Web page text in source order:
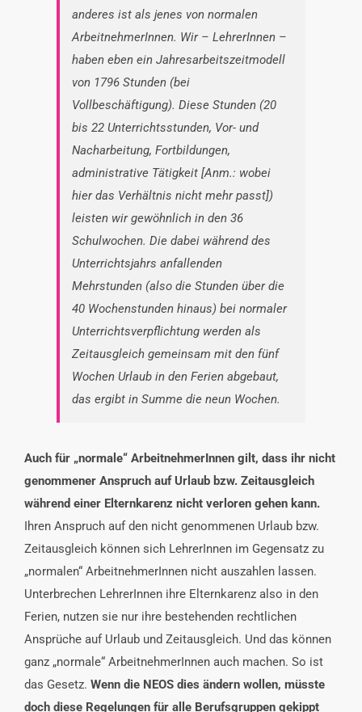
anderes ist als jenes von normalen
ArbeitnehmerInnen. Wir – LehrerInnen –
haben eben ein Jahresarbeitszeitmodell
von 1796 Stunden (bei
Vollbeschäftigung). Diese Stunden (20
bis 22 Unterrichtsstunden, Vor- und
Nacharbeitung, Fortbildungen,
administrative Tätigkeit [Anm.: wobei
hier das Verhältnis nicht mehr passt])
leisten wir gewöhnlich in den 36
Schulwochen. Die dabei während des
Unterrichtsjahrs anfallenden
Mehrstunden (also die Stunden über die
40 Wochenstunden hinaus) bei normaler
Unterrichtsverpflichtung werden als
Zeitausgleich gemeinsam mit den fünf
Wochen Urlaub in den Ferien abgebaut,
das ergibt in Summe die neun Wochen.
Auch für „normale“ ArbeitnehmerInnen gilt, dass ihr nicht
genommener Anspruch auf Urlaub bzw. Zeitausgleich
während einer Elternkarenz nicht verloren gehen kann.
Ihren Anspruch auf den nicht genommenen Urlaub bzw.
Zeitausgleich können sich LehrerInnen im Gegensatz zu
„normalen“ ArbeitnehmerInnen nicht auszahlen lassen.
Unterbrechen LehrerInnen ihre Elternkarenz also in den
Ferien, nutzen sie nur ihre bestehenden rechtlichen
Ansprüche auf Urlaub und Zeitausgleich. Und das können
ganz „normale“ ArbeitnehmerInnen auch machen. So ist
das Gesetz. Wenn die NEOS dies ändern wollen, müsste
doch diese Regelungen für alle Berufsgruppen gekippt